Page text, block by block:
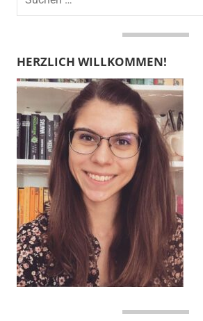
HERZLICH WILLKOMMEN!